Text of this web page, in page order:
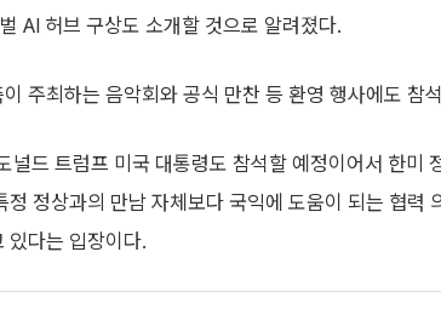
AI 허브 구상도 소개할 것으로 알려졌다.
주최하는 음악회와 공식 만찬 등 환영 행사에도 참
널드 트럼프 미국 대통령도 참석할 예정이어서 한미
정 정상과의 만남 자체보다 국익에 도움이 되는 협력
있다는 입장이다.